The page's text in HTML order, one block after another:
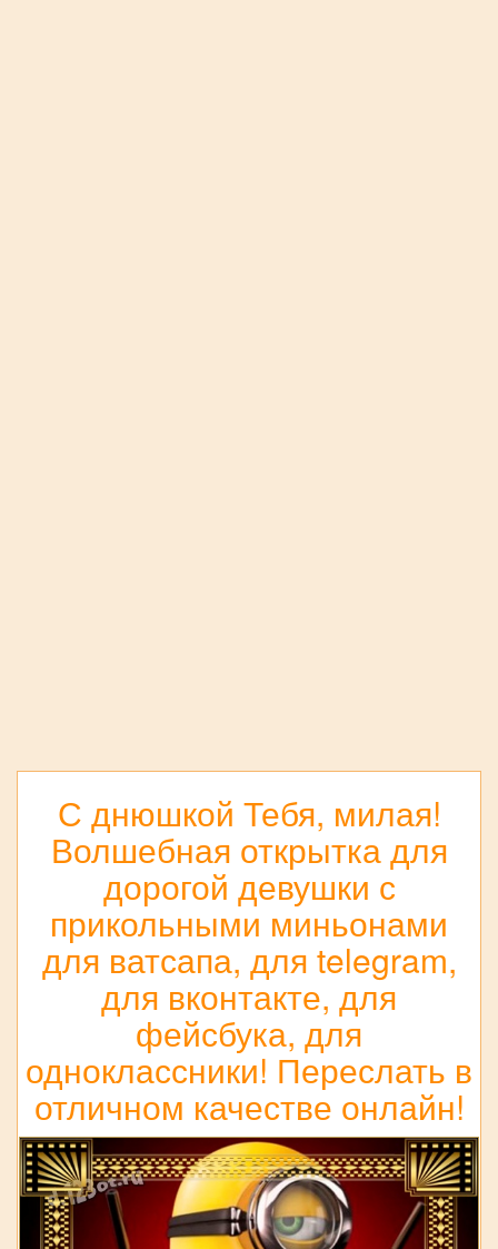
С днюшкой Тебя, милая!
Волшебная открытка для
дорогой девушки с
прикольными миньонами
для ватсапа, для telegram,
для вконтакте, для
фейсбука, для
одноклассники! Переслать в
отличном качестве онлайн!